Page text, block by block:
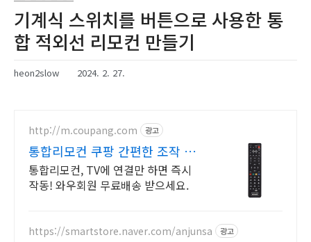
기계식 스위치를 버튼으로 사용한 통
합 적외선 리모컨 만들기
heon2slow 2024. 2. 27.
http://m.coupang.com 광고
통합리모컨 쿠팡 간편한 조작 빠
른 반응
통합리모컨, TV에 연결만 하면 즉시
작동! 와우회원 무료배송 받으세요.
https://smartstore.naver.com/anjunsa 광고